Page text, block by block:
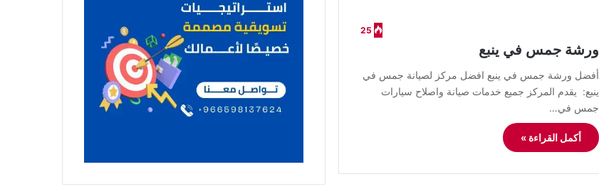
25
ورشة جمس في ينبع
أفضل ورشة جمس في ينبع افضل مركز لصيانة جمس في
ينبع: يقدم المركز جميع خدمات صيانة واصلاح سيارات
جمس في…
أكمل القراءة »